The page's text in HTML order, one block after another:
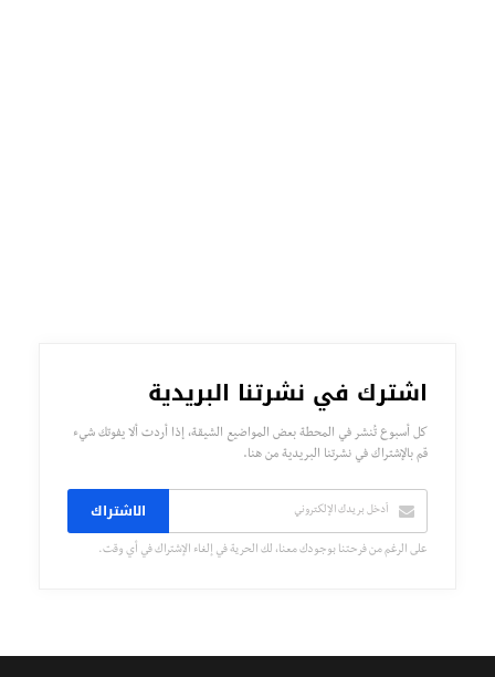
اشترك في نشرتنا البريدية
كل أسبوع تُنشر في المحطة بعض المواضيع الشيقة، إذا أردت ألا يفوتك شيء
قم بالإشتراك في نشرتنا البريدية من هنا.
الاشتراك
على الرغم من فرحتنا بوجودك معنا، لك الحرية في إلغاء الإشتراك في أي وقت.